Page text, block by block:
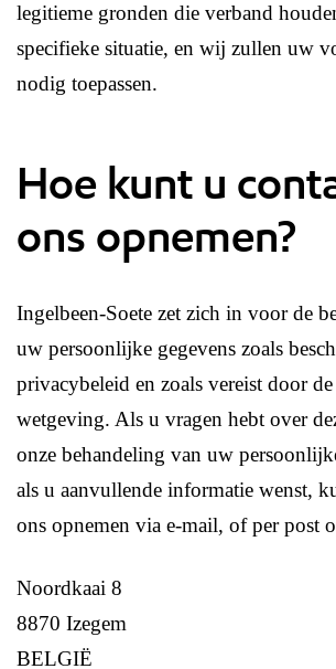
legitieme gronden die verband
specifieke situatie, en wij zullen uw
nodig toepassen.
Hoe kunt u
ons opnemen?
Ingelbeen-Soete zet zich in voor de
uw persoonlijke gegevens zoals
privacybeleid en zoals vereist door
wetgeving. Als u vragen hebt over
onze behandeling van uw
als u aanvullende informatie wenst,
ons opnemen via e-mail, of per post
Noordkaai 8
8870 Izegem
BELGIË